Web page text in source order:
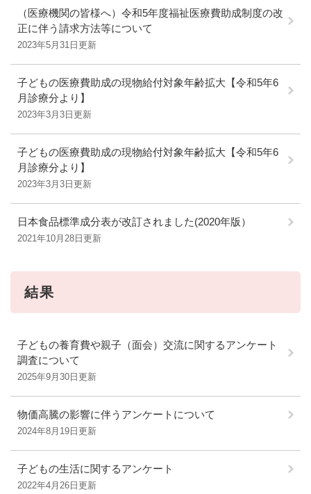
（医療機関の皆様へ）令和5年度福祉医療費助成制度の改
正に伴う請求方法等について
2023年5月31日更新
子どもの医療費助成の現物給付対象年齢拡大【令和5年6
月診療分より】
2023年3月3日更新
子どもの医療費助成の現物給付対象年齢拡大【令和5年6
月診療分より】
2023年3月3日更新
日本食品標準成分表が改訂されました(2020年版）
2021年10月28日更新
結果
子どもの養育費や親子（面会）交流に関するアンケート
調査について
2025年9月30日更新
物価高騰の影響に伴うアンケートについて
2024年8月19日更新
子どもの生活に関するアンケート
2022年4月26日更新